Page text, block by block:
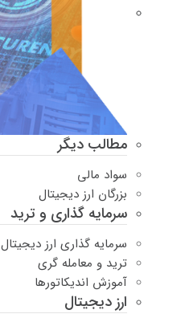
مطالب دیگر
سواد مالی
بزرگان ارز دیجیتال
سرمایه گذاری و ترید
سرمایه گذاری ارز دیجیتال
ترید و معامله گری
آموزش اندیکاتورها
ارز دیجیتال